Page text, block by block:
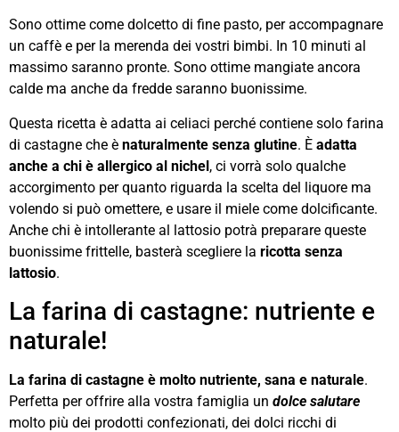
Sono ottime come dolcetto di fine pasto, per accompagnare
un caffè e per la merenda dei vostri bimbi. In 10 minuti al
massimo saranno pronte. Sono ottime mangiate ancora
calde ma anche da fredde saranno buonissime.
Questa ricetta è adatta ai celiaci perché contiene solo farina
di castagne che è naturalmente senza glutine. È adatta
anche a chi è allergico al nichel, ci vorrà solo qualche
accorgimento per quanto riguarda la scelta del liquore ma
volendo si può omettere, e usare il miele come dolcificante.
Anche chi è intollerante al lattosio potrà preparare queste
buonissime frittelle, basterà scegliere la ricotta senza
lattosio.
La farina di castagne: nutriente e
naturale!
La farina di castagne è molto nutriente, sana e naturale.
Perfetta per offrire alla vostra famiglia un dolce salutare
molto più dei prodotti confezionati, dei dolci ricchi di